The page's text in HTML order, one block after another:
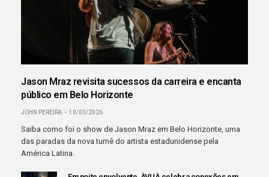
Jason Mraz revisita sucessos da carreira e encanta
público em Belo Horizonte
JOHN PEREIRA 10/03/2026
Saiba como foi o show de Jason Mraz em Belo Horizonte, uma
das paradas da nova turnê do artista estadunidense pela
América Latina.